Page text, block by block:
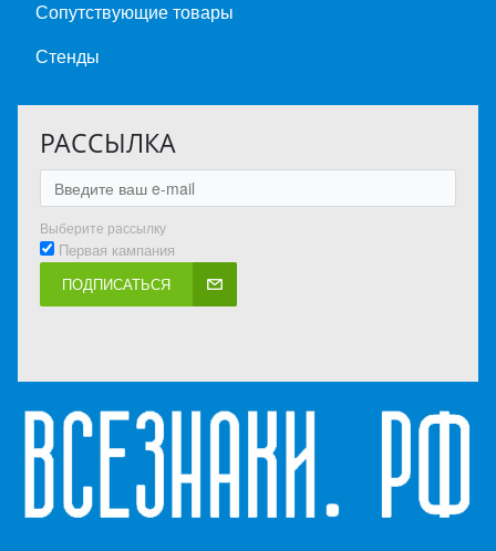
Сопутствующие товары
Стенды
РАССЫЛКА
Выберите рассылку
Первая кампания
ПОДПИСАТЬСЯ